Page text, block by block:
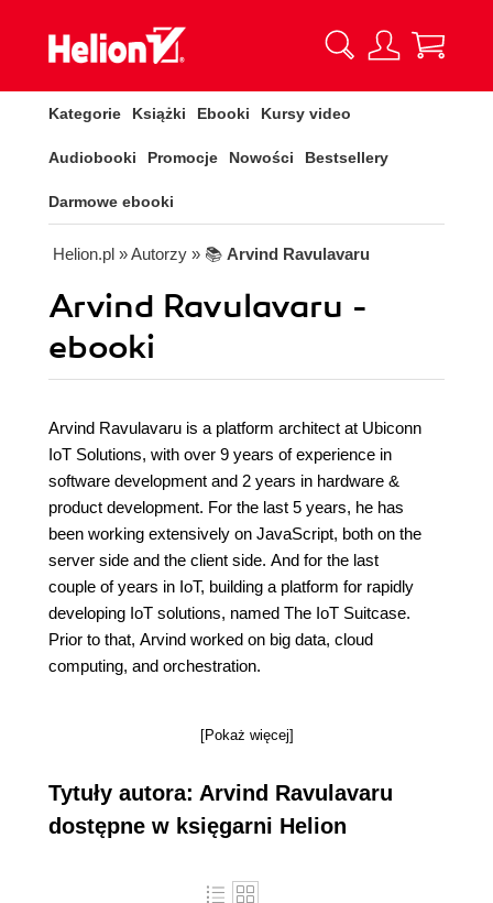
Kategorie Książki Ebooki Kursy video
Audiobooki Promocje Nowości Bestsellery
Darmowe ebooki
Helion.pl » Autorzy » 📚 Arvind Ravulavaru
Arvind Ravulavaru -
ebooki
Arvind Ravulavaru is a platform architect at Ubiconn
IoT Solutions, with over 9 years of experience in
software development and 2 years in hardware &
product development. For the last 5 years, he has
been working extensively on JavaScript, both on the
server side and the client side. And for the last
couple of years in IoT, building a platform for rapidly
developing IoT solutions, named The IoT Suitcase.
Prior to that, Arvind worked on big data, cloud
computing, and orchestration.
[Pokaż więcej]
Tytuły autora: Arvind Ravulavaru
dostępne w księgarni Helion